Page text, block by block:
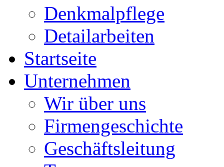
Denkmalpflege
Detailarbeiten
Startseite
Unternehmen
Wir über uns
Firmengeschichte
Geschäftsleitung